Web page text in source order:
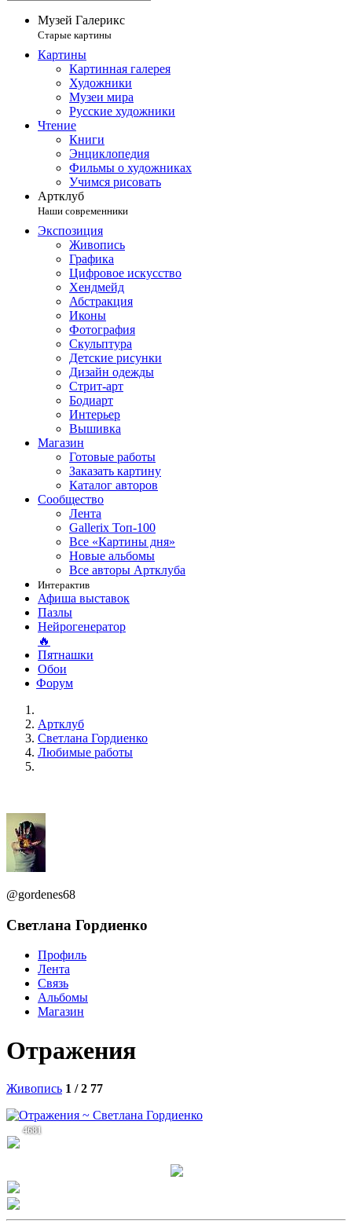
Музей Галерикс
Старые картины
Картины
Картинная галерея
Художники
Музеи мира
Русские художники
Чтение
Книги
Энциклопедия
Фильмы о художниках
Учимся рисовать
Артклуб
Наши современники
Экспозиция
Живопись
Графика
Цифровое искусство
Хендмейд
Абстракция
Иконы
Фотография
Скульптура
Детские рисунки
Дизайн одежды
Стрит-арт
Бодиарт
Интерьер
Вышивка
Магазин
Готовые работы
Заказать картину
Каталог авторов
Сообщество
Лента
Gallerix Топ-100
Все «Картины дня»
Новые альбомы
Все авторы Артклуба
Интерактив
Афиша выставок
Пазлы
Нейрогенератор
🔥
Пятнашки
Обои
Форум
Артклуб
Светлана Гордиенко
Любимые работы
@gordenes68
Светлана Гордиенко
Профиль
Лента
Связь
Альбомы
Магазин
Отражения
Живопись 1 / 2 77
4681